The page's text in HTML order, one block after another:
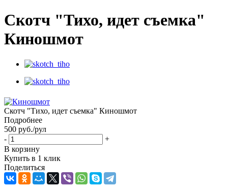
Скотч "Тихо, идет съемка"
Киношмот
Скотч "Тихо, идет съемка" Киношмот
Подробнее
500 руб./рул
-
+
В корзину
Купить в 1 клик
Поделиться